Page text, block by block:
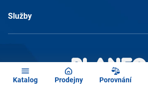
Katalog Prodejny Porovnání
Služby